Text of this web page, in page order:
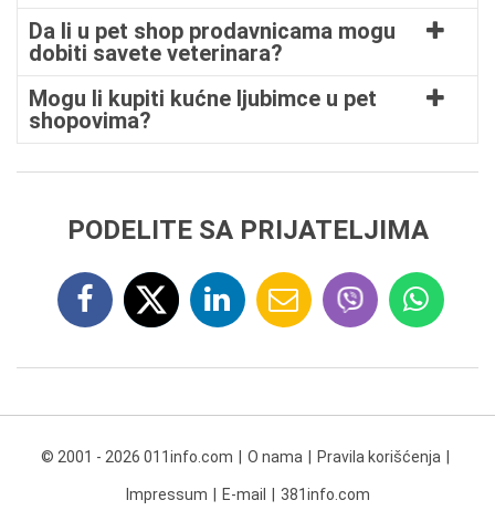
Da li u pet shop prodavnicama mogu
dobiti savete veterinara?
Mogu li kupiti kućne ljubimce u pet
shopovima?
PODELITE SA PRIJATELJIMA
© 2001 - 2026 011info.com O nama Pravila korišćenja
Impressum E-mail 381info.com